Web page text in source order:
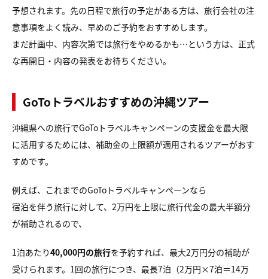
予想されます。先の日程で旅行の予定がある方は、旅行会社の注
意事項をよく読み、早めのご予約をおすすめします。
まだ計画中、内容次第では旅行をやめるかも…という方は、正式
な再開日・内容の発表をお待ちください。
GoToトラベルおすすめの沖縄ツアー
沖縄県への旅行でGoToトラベルキャンペーンの支援金を最大限
に活用するためには、補助金の上限額が適用されるツアーがおす
すめです。
例えば、これまでのGoToトラベルキャンペーンなら
宿泊を伴う旅行に対して、2万円を上限に旅行代金の最大半額分
が補助されるので、
1泊あたり40,000円の旅行を予約すれば、最大2万円分の補助が
受けられます。1回の旅行につき、最長7泊（2万円×7泊＝14万